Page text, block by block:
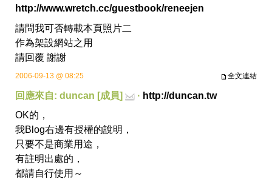
http://www.wretch.cc/guestbook/reneejen
請問我可否轉載本頁照片二
作為架設網站之用
請回覆 謝謝
全文連結
2006-09-13 @ 08:25
回應來自: duncan [成員] · http://duncan.tw
OK的，
我Blog右邊有授權的說明 ，
只要不是商業用途，
有註明出處的，
都請自行使用～